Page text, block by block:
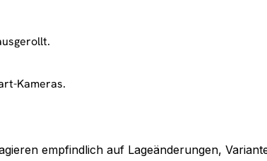
Kameras.
empfindlich auf Lageänderungen,